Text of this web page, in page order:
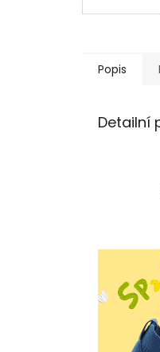
Popis
Detailní